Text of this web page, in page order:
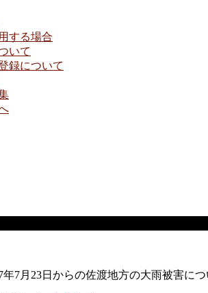
する場合
いて
録について
年7月23日からの佐渡地方の大雨被害につ